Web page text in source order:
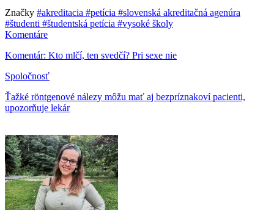
Značky #akreditacia #petícia #slovenská akreditačná agenúra
#študenti #študentská petícia #vysoké školy
Komentáre
Komentár: Kto mlčí, ten svedčí? Pri sexe nie
Spoločnosť
Ťažké röntgenové nálezy môžu mať aj bezpríznakoví pacienti,
upozorňuje lekár